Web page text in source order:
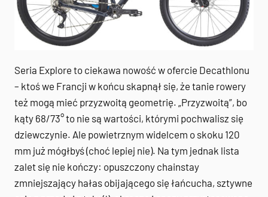
Seria Explore to ciekawa nowość w ofercie Decathlonu
– ktoś we Francji w końcu skapnął się, że tanie rowery
też mogą mieć przyzwoitą geometrię. „Przyzwoitą”, bo
kąty 68/73° to nie są wartości, którymi pochwalisz się
dziewczynie. Ale powietrznym widelcem o skoku 120
mm już mógłbyś (choć lepiej nie). Na tym jednak lista
zalet się nie kończy: opuszczony chainstay
zmniejszający hałas obijającego się łańcucha, sztywne